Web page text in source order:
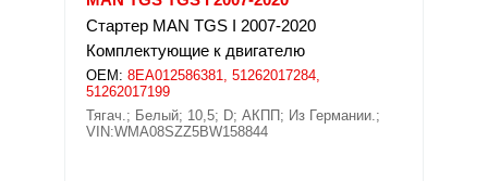
Стартер MAN TGS I 2007-2020
Комплектующие к двигателю
OEM: 8EA012586381, 51262017284,
51262017199
Тягач.; Белый; 10,5; D; АКПП; Из Германии.;
VIN:WMA08SZZ5BW158844